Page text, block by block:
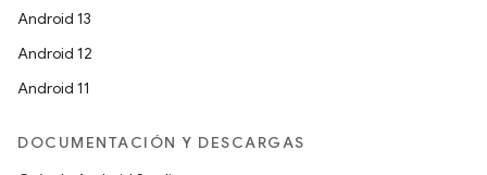
Android 13
Android 12
Android 11
DOCUMENTACIÓN Y DESCARGAS